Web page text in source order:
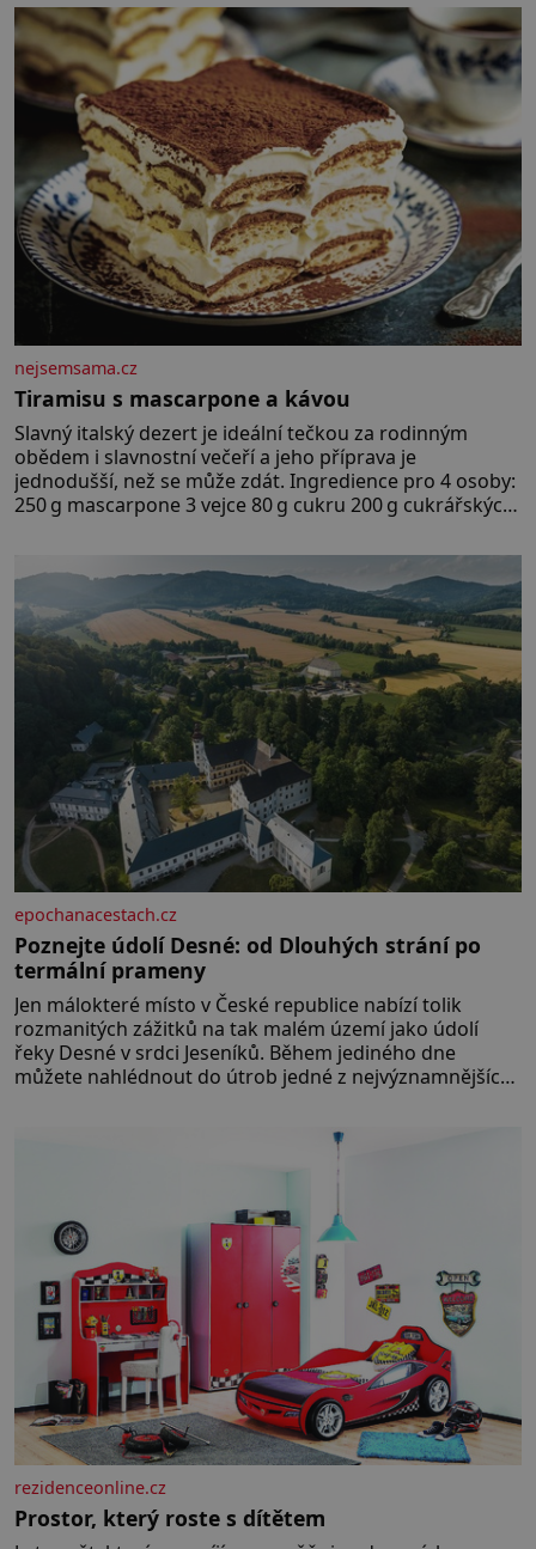
nejsemsama.cz
Tiramisu s mascarpone a kávou
Slavný italský dezert je ideální tečkou za rodinným
obědem i slavnostní večeří a jeho příprava je
jednodušší, než se může zdát. Ingredience pro 4 osoby:
250 g mascarpone 3 vejce 80 g cukru 200 g cukrářských
posypání Postup: Oddělte žloutky od bílků. Žloutky
vyšlehejte s cukrem do světlé pěny a postupně do nich
vmíchejte mascarpone, aby vznikl hladký
epochanacestach.cz
Poznejte údolí Desné: od Dlouhých strání po
termální prameny
Jen málokteré místo v České republice nabízí tolik
rozmanitých zážitků na tak malém území jako údolí
řeky Desné v srdci Jeseníků. Během jediného dne
můžete nahlédnout do útrob jedné z nejvýznamnějších
poznáváním památek ve Velkých Losinách nebo v
rezidenceonline.cz
Prostor, který roste s dítětem